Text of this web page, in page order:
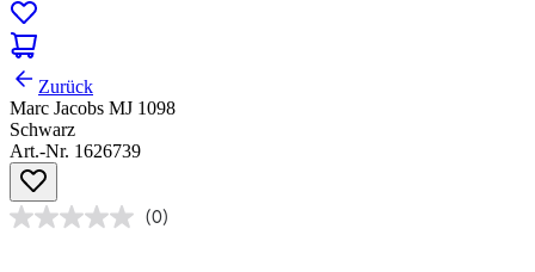
Zurück
Marc Jacobs MJ 1098
Schwarz
Art.-Nr. 1626739
(0)